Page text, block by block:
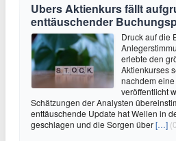
Ubers Aktienkurs fällt
enttäuschender
Druck auf die
erlebte den
Aktienkurses
nachdem
veröffentlicht
Schätzungen der Analysten
enttäuschende Update hat Wellen in
geschlagen und die Sorgen über[…]